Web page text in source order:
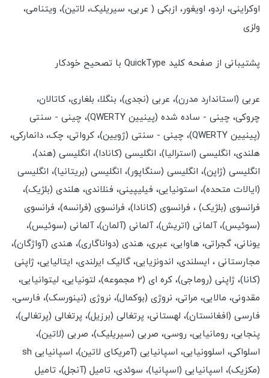
اوکراینی، اردو، اویغور، ازبکی ( عربی، سیریلیک، لاتین)، ویتنامی،
ولزی
پشتیبانی از صفحه کلید QuickType با تصحیح خودکار
عربی (استاندارد مدرن)، عربی (نجدی)، بنگلا، بلغاری، کاتالان،
چروکی، چینی - ساده شده (پینیین QWERTY)، چینی - سنتی
(پینیین QWERTY)، چینی - سنتی (ژویین)، کرواتی، چک، دانمارکی،
هلندی، انگلیسی (استرالیا)، انگلیسی (کانادا)، انگلیسی (هند)،
انگلیسی (ژاپن)، انگلیسی (سنگاپور)، انگلیسی (بریتانیا)، انگلیسی
(ایالات متحده)، استونیایی، فیلیپینی، فنلاندی، هلندی (بلژیک)،
فرانسوی (بلژیک) ، فرانسوی (کانادا)، فرانسوی (فرانسه)، فرانسوی
(سوئیس)، آلمانی (اتریش)، آلمانی (آلمان)، آلمانی (سوئیس)،
یونانی، گجراتی، هاوایی، عبری، هندی (دواناگاری)، هندی (آواژگان)،
مجارستانی ، ایسلندی، اندونزیایی، گالیک ایرلندی، ایتالیایی، ژاپنی
(کانا)، ژاپنی (روماجی)، کره ای (2 مجموعه)، لتونیایی، لیتوانیایی،
مقدونی، مالایی، مراتی، نروژی (بوکمال)، نروژی (نینورسک)، فارسی،
فارسی (افغانستان)، لهستانی، پرتغالی (برزیل)، پرتغالی (پرتغالی)،
پنجابی، رومانیایی، روسی، صربی (سیریلیک)، صربی (لاتین)،
اسلواکی، اسلوونیایی، اسپانیایی (آمریکای لاتین)، اسپانیایی sh
(مکزیک)، اسپانیایی (اسپانیا)، سوئدی، تامیل (آنجل)، تامیل